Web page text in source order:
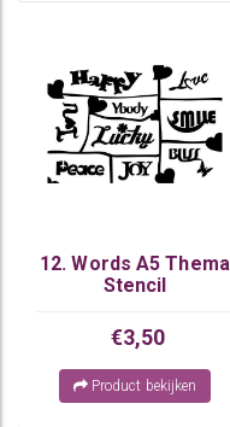
12. Words A5 Thema
Stencil
€3,50
Product bekijken